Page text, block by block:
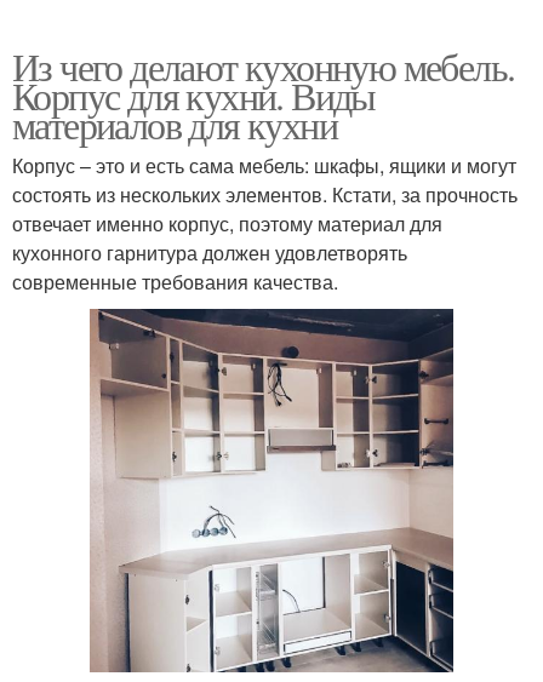
Из чего делают кухонную мебель.
Корпус для кухни. Виды
материалов для кухни
Корпус – это и есть сама мебель: шкафы, ящики и могут
состоять из нескольких элементов. Кстати, за прочность
отвечает именно корпус, поэтому материал для
кухонного гарнитура должен удовлетворять
современные требования качества.